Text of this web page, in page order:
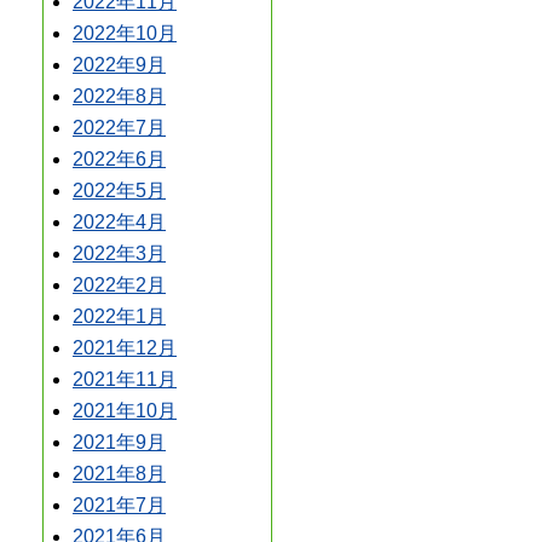
2022年10月
2022年9月
2022年8月
2022年7月
2022年6月
2022年5月
2022年4月
2022年3月
2022年2月
2022年1月
2021年12月
2021年11月
2021年10月
2021年9月
2021年8月
2021年7月
2021年6月